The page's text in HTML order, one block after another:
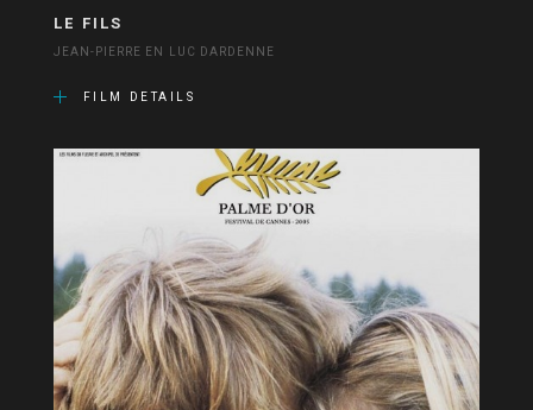
LE FILS
JEAN-PIERRE EN LUC DARDENNE
FILM DETAILS